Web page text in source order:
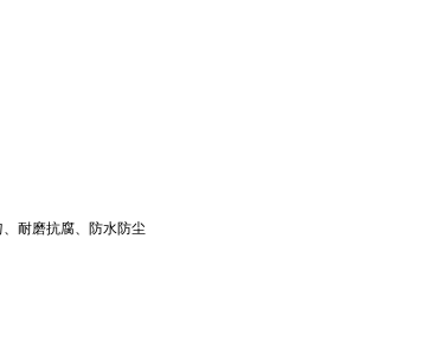
耐磨抗腐、防水防尘